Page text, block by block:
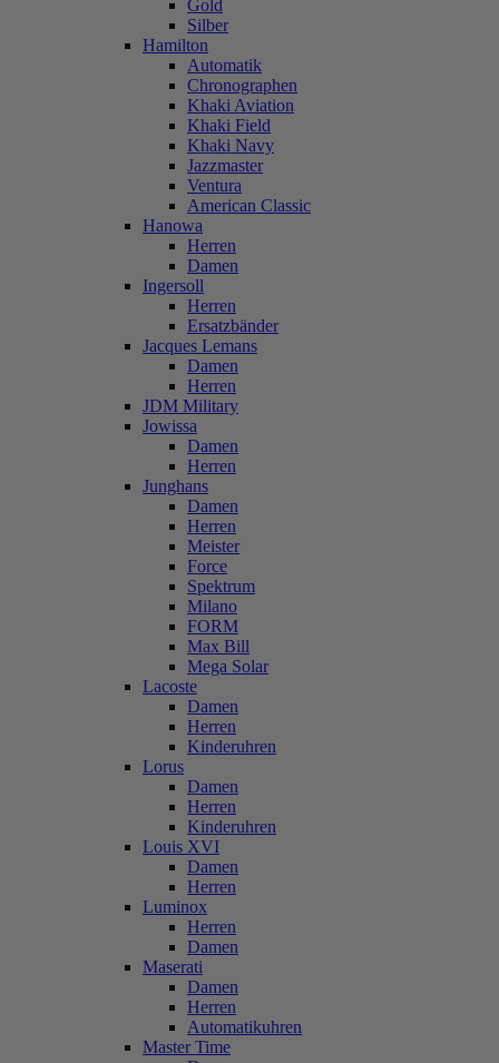
Gold
Silber
Hamilton
Automatik
Chronographen
Khaki Aviation
Khaki Field
Khaki Navy
Jazzmaster
Ventura
American Classic
Hanowa
Herren
Damen
Ingersoll
Herren
Ersatzbänder
Jacques Lemans
Damen
Herren
JDM Military
Jowissa
Damen
Herren
Junghans
Damen
Herren
Meister
Force
Spektrum
Milano
FORM
Max Bill
Mega Solar
Lacoste
Damen
Herren
Kinderuhren
Lorus
Damen
Herren
Kinderuhren
Louis XVI
Damen
Herren
Luminox
Herren
Damen
Maserati
Damen
Herren
Automatikuhren
Master Time